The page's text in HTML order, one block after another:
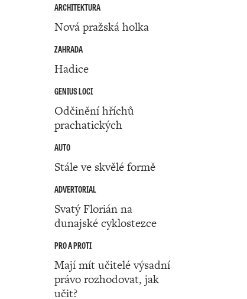
ARCHITEKTURA
Nová pražská holka
ZAHRADA
Hadice
GENIUS LOCI
Odčinění hříchů
prachatických
AUTO
Stále ve skvělé formě
ADVERTORIAL
Svatý Florián na
dunajské cyklostezce
PRO A PROTI
Mají mít učitelé výsadní
právo rozhodovat, jak
učit?